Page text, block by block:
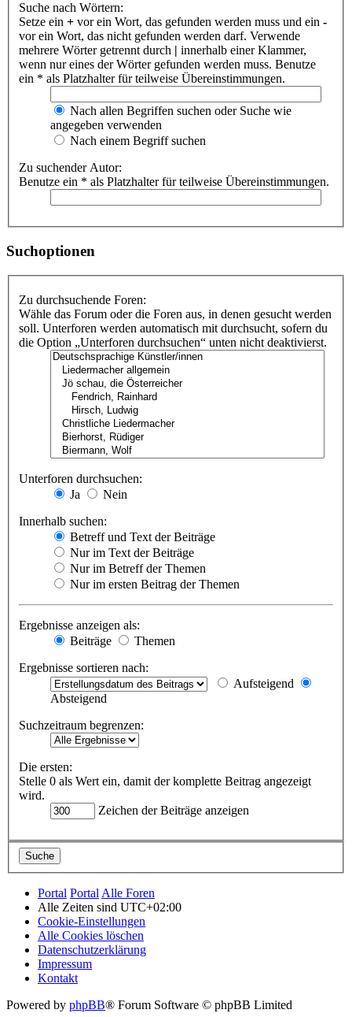
Suche nach Wörtern:
Setze ein + vor ein Wort, das gefunden werden muss und ein -
vor ein Wort, das nicht gefunden werden darf. Verwende
mehrere Wörter getrennt durch | innerhalb einer Klammer,
wenn nur eines der Wörter gefunden werden muss. Benutze
ein * als Platzhalter für teilweise Übereinstimmungen.
Nach allen Begriffen suchen oder Suche wie
angegeben verwenden
Nach einem Begriff suchen
Zu suchender Autor:
Benutze ein * als Platzhalter für teilweise Übereinstimmungen.
Suchoptionen
Zu durchsuchende Foren:
Wähle das Forum oder die Foren aus, in denen gesucht werden
soll. Unterforen werden automatisch mit durchsucht, sofern du
die Option „Unterforen durchsuchen“ unten nicht deaktivierst.
Unterforen durchsuchen:
Ja
Nein
Innerhalb suchen:
Betreff und Text der Beiträge
Nur im Text der Beiträge
Nur im Betreff der Themen
Nur im ersten Beitrag der Themen
Ergebnisse anzeigen als:
Beiträge
Themen
Ergebnisse sortieren nach:
Aufsteigend
Absteigend
Suchzeitraum begrenzen:
Die ersten:
Stelle 0 als Wert ein, damit der komplette Beitrag angezeigt
wird.
Zeichen der Beiträge anzeigen
Portal Portal Alle Foren
Alle Zeiten sind UTC+02:00
Cookie-Einstellungen
Alle Cookies löschen
Datenschutzerklärung
Impressum
Kontakt
Powered by phpBB® Forum Software © phpBB Limited